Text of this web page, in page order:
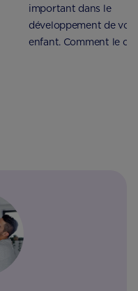
important dans le
développement de
enfant. Comment le